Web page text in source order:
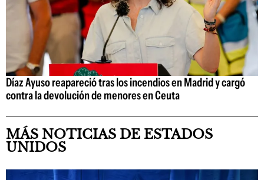
Díaz Ayuso reapareció tras los incendios en Madrid y cargó
contra la devolución de menores en Ceuta
MÁS NOTICIAS DE ESTADOS
UNIDOS